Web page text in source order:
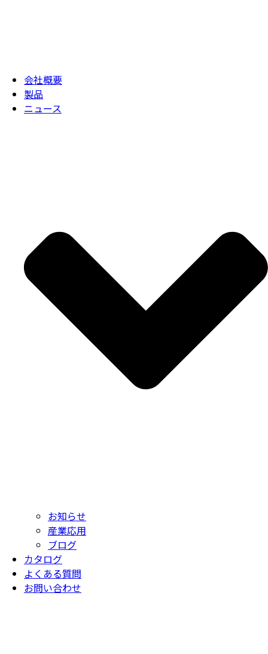
会社概要
製品
ニュース
お知らせ
産業応用
ブログ
カタログ
よくある質問
お問い合わせ